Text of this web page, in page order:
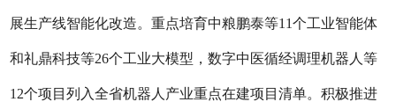
展生产线智能化改造。重点培育中粮鹏泰等11个工业智能体
和礼鼎科技等26个工业大模型 ，数字中医循经调理机器人等
12个项目列入全省机器人产业重点在建项目清单。积极推进